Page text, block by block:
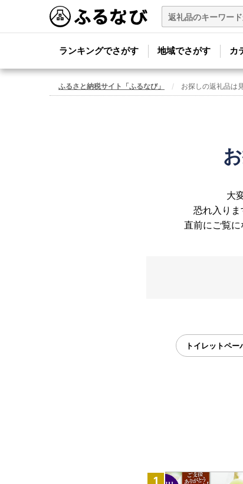
ランキングでさがす 地域でさがす カ
ふるさと納税サイト「ふるなび」 お探しの返礼品は
大
恐れ入りま
直前にご覧
トイレットペー